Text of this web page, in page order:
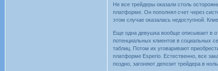
Не все трейдеры оказали столь
платформе. Он пополнял счет через
этом случае оказалась недоступной.
Еще одна девушка вообще описывает в
потенциальных клиентов в социальных
таблиц. Потом их уговаривают
платформе Esperio. Естественно, все
поздно, загоняют депозит трейдера в